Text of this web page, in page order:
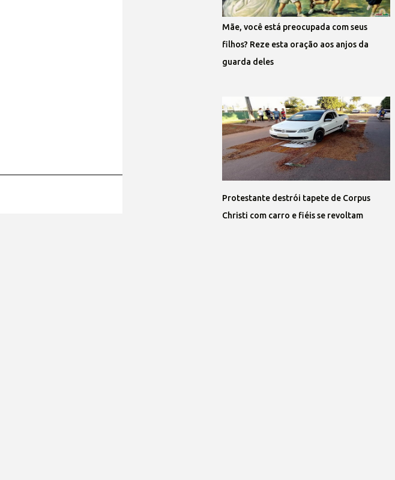
Mãe, você está preocupada com seus
filhos? Reze esta oração aos anjos da
guarda deles
Protestante destrói tapete de Corpus
Christi com carro e fiéis se revoltam